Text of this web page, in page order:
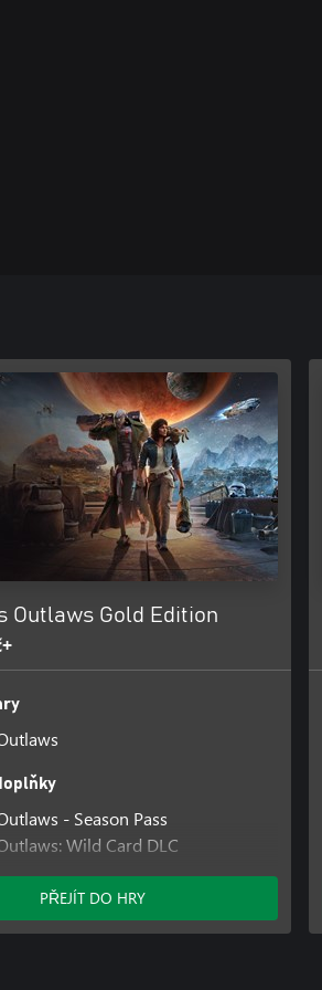
Outlaws Gold Edition
- Season Pass
Wild Card DLC
A Pirate's Fortune DLC
Bundle
Bundle
PŘEJÍT DO HRY